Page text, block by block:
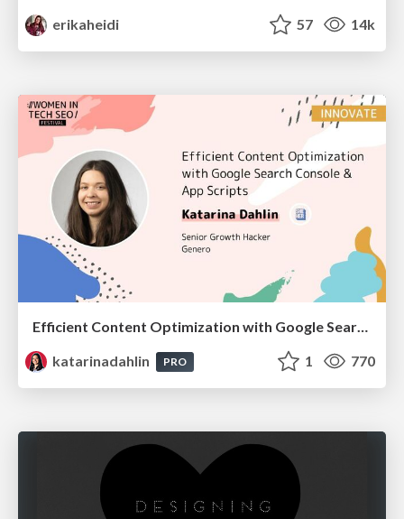
erikaheidi
57 14k
Efficient Content Optimization with Google Search Console & Apps Script
katarinadahlin
PRO 1 770